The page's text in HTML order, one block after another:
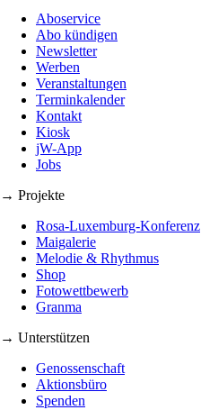
Aboservice
Abo kündigen
Newsletter
Werben
Veranstaltungen
Terminkalender
Kontakt
Kiosk
jW-App
Jobs
→ Projekte
Rosa-Luxemburg-Konferenz
Maigalerie
Melodie & Rhythmus
Shop
Fotowettbewerb
Granma
→ Unterstützen
Genossenschaft
Aktionsbüro
Spenden